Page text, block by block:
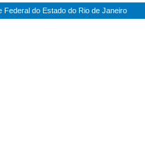
Federal do Estado do Rio de Janeiro